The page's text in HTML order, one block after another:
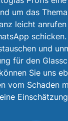
um das
leicht
und
für den
Sie uns
vom Schaden